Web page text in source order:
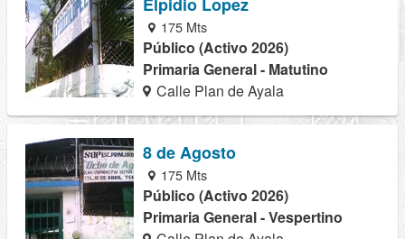
175 Mts
Público (Activo 2026)
Primaria General - Matutino
Calle Plan de Ayala
8 de Agosto
175 Mts
Público (Activo 2026)
Primaria General - Vespertino